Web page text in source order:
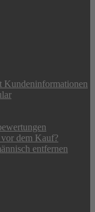
Kundeninformationen
dem Kauf?
entfernen